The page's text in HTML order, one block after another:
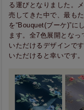
る運びとなりました。
売してきた中で、最も
を“Bouquet(ブーケ)”に
ます。全7色展開とな
いただけるデザインで
いただけると幸いです。